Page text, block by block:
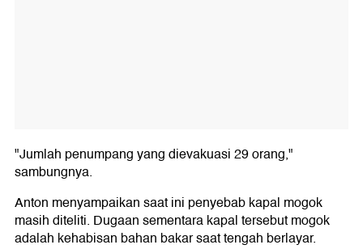
"Jumlah penumpang yang dievakuasi 29 orang,"
sambungnya.
Anton menyampaikan saat ini penyebab kapal mogok
masih diteliti. Dugaan sementara kapal tersebut mogok
adalah kehabisan bahan bakar saat tengah berlayar.